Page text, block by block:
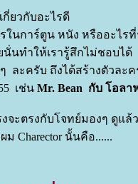
กี่ยวกับอะไรดี
นการ์ตูน หนัง หรืออะไรที่
นั่นทำให้เรารู้สึกไม่ชอบได้
ละครับ ถึงได้สร้างตัวละ
เช่น Mr. Bean กับ โอลา
ะตรงกับโจทย์มองๆ ดูแล้
Charector นั้นคือ......